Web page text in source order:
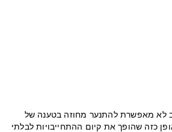
לא מאפשרת להתנער מחוזה בטענה של
כזה שהופך את קיום ההתחייבויות לבלתי